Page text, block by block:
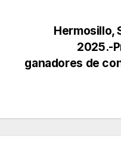
Hermosillo,
2025.-
ganadores de